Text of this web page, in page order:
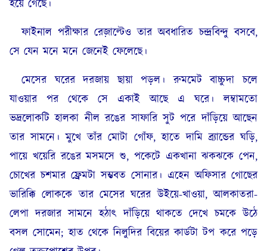
হয়ে গেছে।
ফাইনাল পরীক্ষার রেজ়াল্টেও তার অবধারিত চন্দ্রবিন্দু বসবে,
সে যেন মনে মনে জেনেই ফেলেছে।
মেসের ঘরের দরজায় ছায়া পড়ল। রুমমেট বাচ্চুদা চলে
যাওয়ার পর থেকে সে একাই আছে এ ঘরে। লম্বামতো
ভদ্রলোকটি হালকা নীল রঙের সাফারি সুট পরে দাঁড়িয়ে আছেন
তার সামনে। মুখে তাঁর মোটা গোঁফ, হাতে দামি ব্র্যান্ডের ঘড়ি,
পায়ে খয়েরি রঙের মসমসে শু, পকেটে একখানা ঝকঝকে পেন,
চোখের চশমার ফ্রেমটা সম্ভবত সোনার। এহেন অফিসার গোছের
ভারিক্কি লোককে তার মেসের ঘরের উইয়ে-খাওয়া, আলকাতরা-
লেপা দরজার সামনে হঠাৎ দাঁড়িয়ে থাকতে দেখে চমকে উঠে
বসল সোমেন; হাত থেকে নিলুদির বিয়ের কার্ডটা টপ করে পড়ে